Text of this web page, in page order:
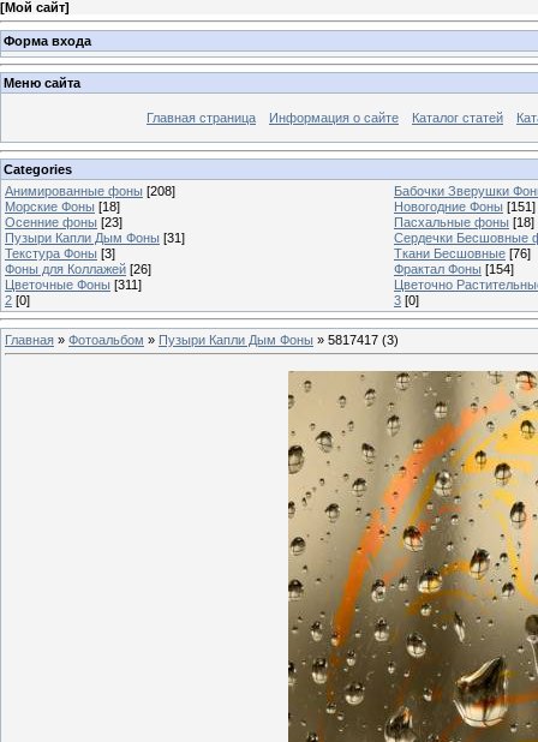
[Мой сайт]
Форма входа
Меню сайта
Главная страница Информация о сайте Каталог статей
Categories
Анимированные фоны [208]
Бабочки Зверушки
Морские Фоны [18] Новогодние Фоны [151]
Осенние фоны [23] Пасхальные фоны [18]
Пузыри Капли Дым Фоны [31]
Сердечки Бесшовные
Текстура Фоны [3] Ткани Бесшовные [76]
Фоны для Коллажей [26] Фрактал Фоны [154]
Цветочные Фоны [311]
Цветочно
2 [0] 3 [0]
Главная » Фотоальбом » Пузыри Капли Дым Фоны » 5817417 (3)